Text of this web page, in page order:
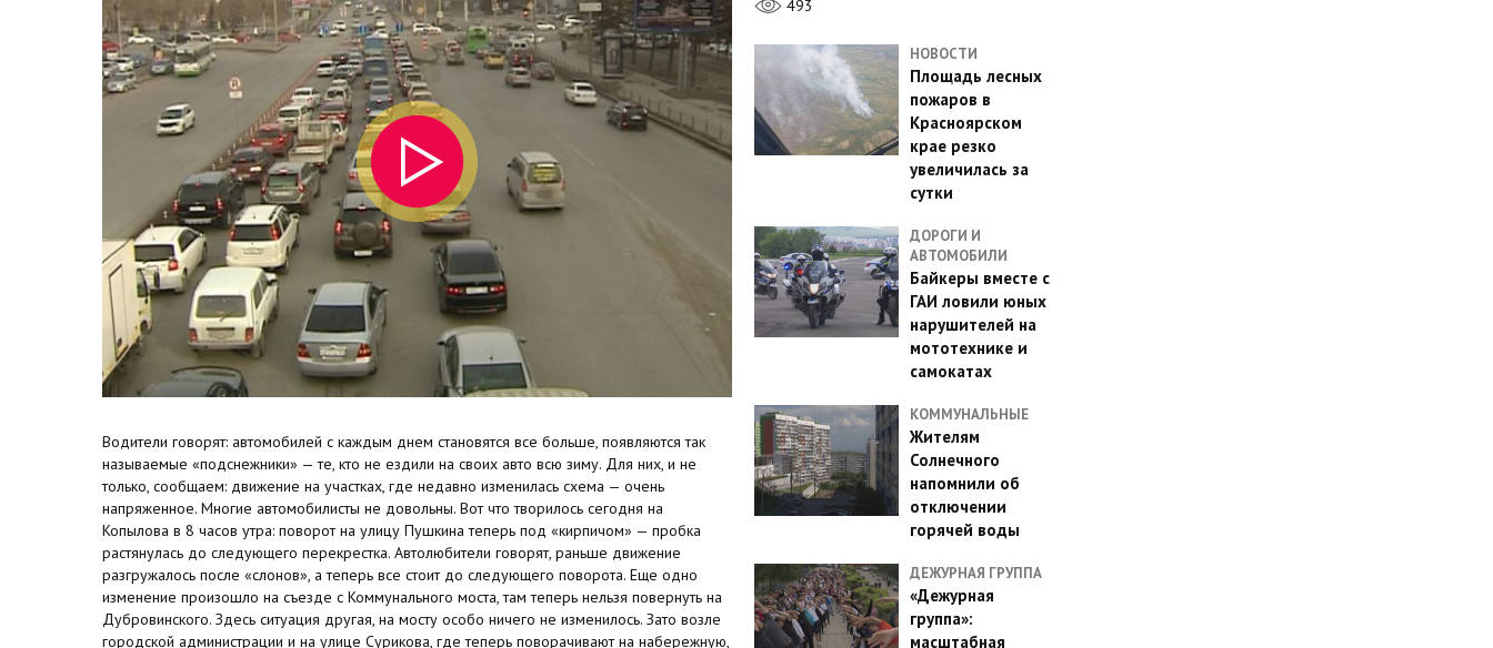
Водители говорят: автомобилей с каждым днем становятся все больше, появляются так
называемые «подснежники» — те, кто не ездили на своих авто всю зиму. Для них, и не
только, сообщаем: движение на участках, где недавно изменилась схема — очень
напряженное. Многие автомобилисты не довольны. Вот что творилось сегодня на
Копылова в 8 часов утра: поворот на улицу Пушкина теперь под «кирпичом» — пробка
растянулась до следующего перекрестка. Автолюбители говорят, раньше движение
разгружалось после «слонов», а теперь все стоит до следующего поворота. Еще одно
изменение произошло на съезде с Коммунального моста, там теперь нельзя повернуть на
Дубровинского. Здесь ситуация другая, на мосту особо ничего не изменилось. Зато возле
городской администрации и на улице Сурикова, где теперь поворачивают на набережную,
493
НОВОСТИ
Площадь лесных
пожаров в
Красноярском
крае резко
увеличилась за
сутки
ДОРОГИ И
АВТОМОБИЛИ
Байкеры вместе с
ГАИ ловили юных
нарушителей на
мототехнике и
самокатах
КОММУНАЛЬНЫЕ
Жителям
Солнечного
напомнили об
отключении
горячей воды
ДЕЖУРНАЯ ГРУППА
«Дежурная
группа»:
масштабная